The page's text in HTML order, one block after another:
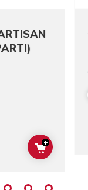
more
ADD TO
+